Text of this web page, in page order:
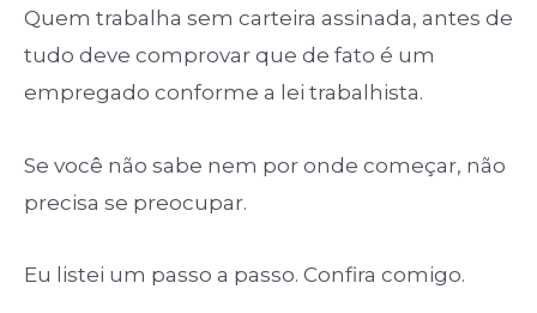
Quem trabalha sem carteira assinada, antes de
tudo deve comprovar que de fato é um
empregado conforme a lei trabalhista.
Se você não sabe nem por onde começar, não
precisa se preocupar.
Eu listei um passo a passo. Confira comigo.